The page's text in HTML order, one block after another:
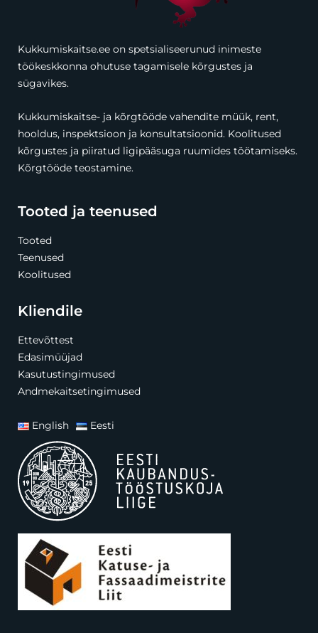
Kukkumiskaitse.ee on spetsialiseerunud inimeste
töökeskkonna ohutuse tagamisele kõrgustes ja
sügavikes.
Kukkumiskaitse- ja kõrgtööde vahendite müük, rent,
hooldus, inspektsioon ja konsultatsioonid. Koolitused
kõrgustes ja piiratud ligipääsuga ruumides töötamiseks.
Kõrgtööde teostamine.
Tooted ja teenused
Tooted
Teenused
Koolitused
Kliendile
Ettevõttest
Edasimüüjad
Kasutustingimused
Andmekaitsetingimused
English Eesti